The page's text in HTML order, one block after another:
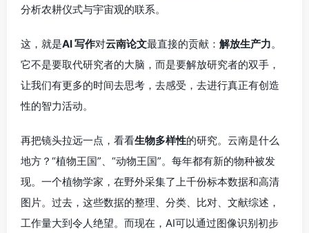
分析农耕仪式与宇宙观的联系。
这，就是AI 写作对云南论文最直接的贡献： 解放生产力。
它不是要取代研究者的大脑，而是要解放研究者的双手，
让我们有更多的时间去思考，去感受，去进行真正有创造
性的智力活动。
再把镜头拉远一点，看看生物多样性的研究。云南是什么
地方？“植物王国”、“动物王国”。每年都有新的物种被发
现。一个植物学家，在野外采集了上千份标本数据和高清
图片。过去，这些数据的整理、分类、比对、文献综述，
工作量大到令人绝望。而现在，AI可以通过图像识别初步